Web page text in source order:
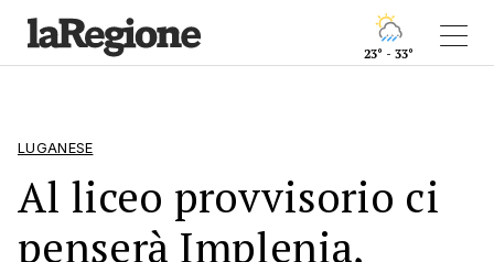
23° - 33°
LUGANESE
Al liceo provvisorio ci
penserà Implenia,